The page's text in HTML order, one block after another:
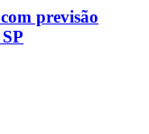
previsão